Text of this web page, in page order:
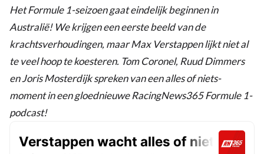
Het Formule 1-seizoen gaat eindelijk beginnen in
Australië! We krijgen een eerste beeld van de
krachtsverhoudingen, maar Max Verstappen lijkt niet al
te veel hoop te koesteren. Tom Coronel, Ruud Dimmers
en Joris Mosterdijk spreken van een alles of niets-
moment in een gloednieuwe RacingNews365 Formule 1-
podcast!